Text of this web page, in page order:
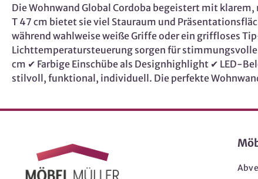
Die Wohnwand Global Cordoba begeistert mit
T 47 cm bietet sie viel Stauraum und
während wahlweise weiße Griffe oder ein griffloses
Lichttemperatursteuerung sorgen für stimmungsvolle
cm ✔ Farbige Einschübe als Designhighlight ✔ LED-
stilvoll, funktional, individuell. Die perfekte